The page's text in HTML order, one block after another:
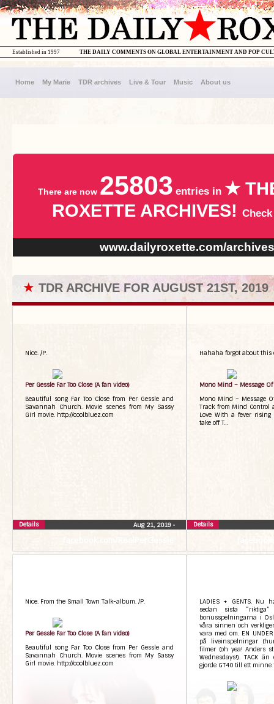
THE DAILY COMMENTS ON GLOBAL ENTERTAINMENT AND POP
Established in 1997
Home My Marie TDR archives Live & Tour Music About us
There are now 25803 entries in ★
ROXETTE ARCHIVES!
www.dailyroxette.com/archives
★ TDR ARCHIVE FOR AUGUST 21ST, 2019
Nice. /P.
Per Gessle Far Too Close (A fan video)
Beautiful song Far Too Close from Per Gessle and
Savannah Church. Movie scenes from My Sassy
Girl movie. http://coolbluez.com
Aug 21, 2019 •
Details
Hahaha forgot about this
Mono Mind – Message Of
Mono Mind – Message
Track from Mind Control
Love With a fever
take off T…
Details
Nice. From the Small Town Talk-album. /P.
Per Gessle Far Too Close (A fan video)
Beautiful song Far Too Close from Per Gessle and
Savannah Church. Movie scenes from My Sassy
Girl movie. http://coolbluez.com
LADIES + GENTS. Nu
sedan sista
bonusspelningarna i
våra sinnen och
vara med om. EN
på liveinspelningar
filmer (oh yea! Anders
Wednesdays!). TACK
gjorde GT40 till ett minne